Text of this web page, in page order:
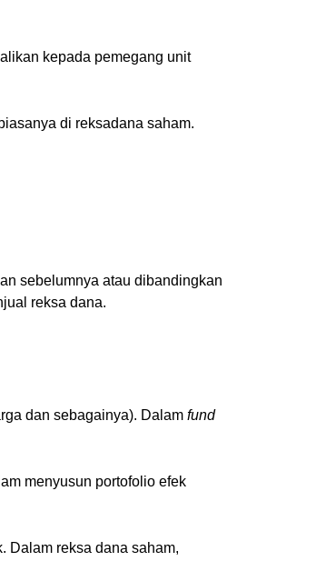
kepada pemegang unit
di reksadana saham.
sebelumnya atau dibandingkan
reksa dana.
dan sebagainya). Dalam fund
menyusun portofolio efek
Dalam reksa dana saham,